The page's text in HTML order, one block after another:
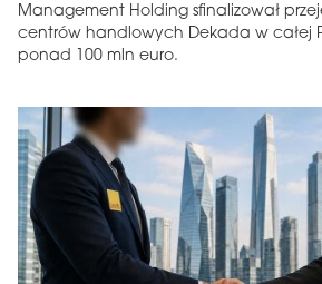
Management Holding sfinalizował
centrów handlowych Dekada w całej
ponad 100 mln euro.